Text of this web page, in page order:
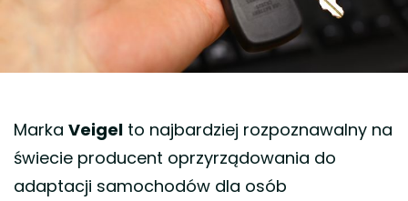
Marka Veigel to najbardziej rozpoznawalny na
świecie producent oprzyrządowania do
adaptacji samochodów dla osób